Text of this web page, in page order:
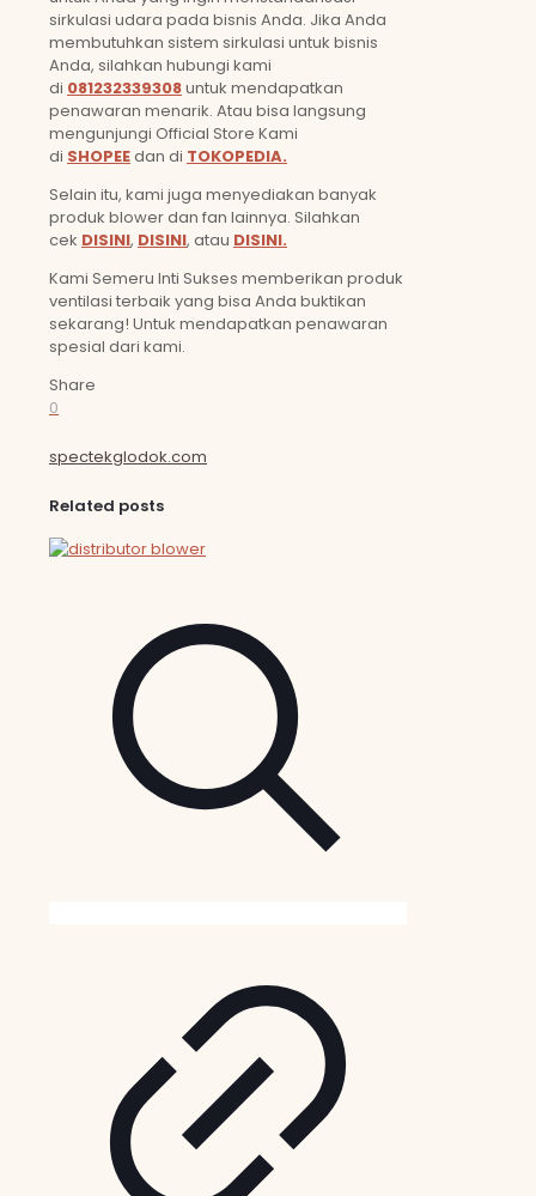
sirkulasi udara pada bisnis Anda. Jika Anda
membutuhkan sistem sirkulasi untuk bisnis
Anda, silahkan hubungi kami
di 081232339308untuk mendapatkan
penawaran menarik. Atau bisa langsung
mengunjungi Official Store Kami
di SHOPEEdan di TOKOPEDIA.
Selain itu, kami juga menyediakan banyak
produk blower dan fan lainnya. Silahkan
cek DISINI, DISINI, atau DISINI.
Kami Semeru Inti Sukses memberikan produk
ventilasi terbaik yang bisa Anda buktikan
sekarang! Untuk mendapatkan penawaran
spesial dari kami.
Share
0
spectekglodok.com
Related posts